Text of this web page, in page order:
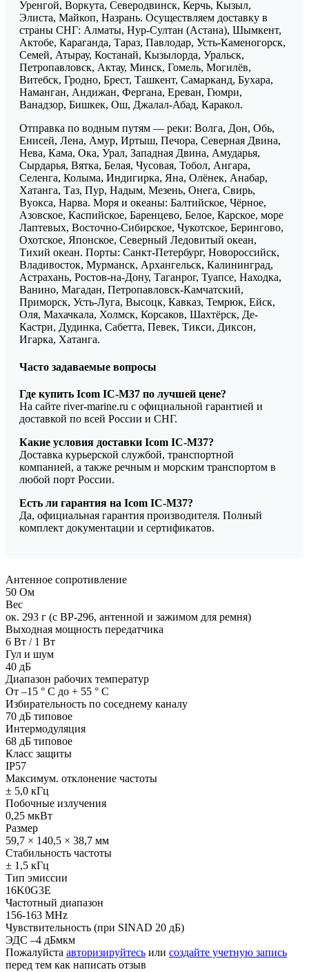
Уренгой, Воркута, Северодвинск, Керчь, Кызыл,
Элиста, Майкоп, Назрань. Осуществляем доставку в
страны СНГ: Алматы, Нур-Султан (Астана), Шымкент,
Актобе, Караганда, Тараз, Павлодар, Усть-Каменогорск,
Семей, Атырау, Костанай, Кызылорда, Уральск,
Петропавловск, Актау, Минск, Гомель, Могилёв,
Витебск, Гродно, Брест, Ташкент, Самарканд, Бухара,
Наманган, Андижан, Фергана, Ереван, Гюмри,
Ванадзор, Бишкек, Ош, Джалал-Абад, Каракол.
Отправка по водным путям — реки: Волга, Дон, Обь,
Енисей, Лена, Амур, Иртыш, Печора, Северная Двина,
Нева, Кама, Ока, Урал, Западная Двина, Амударья,
Сырдарья, Вятка, Белая, Чусовая, Тобол, Ангара,
Селенга, Колыма, Индигирка, Яна, Олёнек, Анабар,
Хатанга, Таз, Пур, Надым, Мезень, Онега, Свирь,
Вуокса, Нарва. Моря и океаны: Балтийское, Чёрное,
Азовское, Каспийское, Баренцево, Белое, Карское, море
Лаптевых, Восточно-Сибирское, Чукотское, Берингово,
Охотское, Японское, Северный Ледовитый океан,
Тихий океан. Порты: Санкт-Петербург, Новороссийск,
Владивосток, Мурманск, Архангельск, Калининград,
Астрахань, Ростов-на-Дону, Таганрог, Туапсе, Находка,
Ванино, Магадан, Петропавловск-Камчатский,
Приморск, Усть-Луга, Высоцк, Кавказ, Темрюк, Ейск,
Оля, Махачкала, Холмск, Корсаков, Шахтёрск, Де-
Кастри, Дудинка, Сабетта, Певек, Тикси, Диксон,
Игарка, Хатанга.
Часто задаваемые вопросы
Где купить Icom IC-M37 по лучшей цене?
На сайте river-marine.ru с официальной гарантией и
доставкой по всей России и СНГ.
Какие условия доставки Icom IC-M37?
Доставка курьерской службой, транспортной
компанией, а также речным и морским транспортом в
любой порт России.
Есть ли гарантия на Icom IC-M37?
Да, официальная гарантия производителя. Полный
комплект документации и сертификатов.
Антенное сопротивление
50 Ом
Вес
ок. 293 г (с BP-296, антенной и зажимом для ремня)
Выходная мощность передатчика
6 Вт / 1 Вт
Гул и шум
40 дБ
Диапазон рабочих температур
От –15 ° C до + 55 ° C
Избирательность по соседнему каналу
70 дБ типовое
Интермодуляция
68 дБ типовое
Класс защиты
IP57
Максимум. отклонение частоты
± 5,0 кГц
Побочные излучения
0,25 мкВт
Размер
59,7 × 140,5 × 38,7 мм
Стабильность частоты
± 1,5 кГц
Тип эмиссии
16K0G3E
Частотный диапазон
156-163 MHz
Чувствительность (при SINAD 20 дБ)
ЭДС –4 дБмкм
Пожалуйста авторизируйтесь или создайте учетную запись
перед тем как написать отзыв